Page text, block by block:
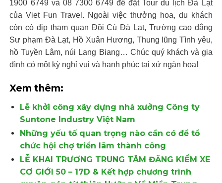
1900 6749 và 08 7300 6749 để đặt Tour du lịch Đà Lạt
của Viet Fun Travel. Ngoài việc thưởng hoa, du khách
còn cò dịp tham quan Đồi Cù Đà Lạt, Trường cao đẳng
Sư phạm Đà Lạt, Hồ Xuân Hương, Thung lũng Tình yêu,
hồ Tuyền Lâm, núi Lang Biang… Chúc quý khách và gia
đình có một kỳ nghỉ vui và hạnh phúc tại xứ ngàn hoa!
Xem thêm:
Lễ khởi công xây dựng nhà xưởng Công ty
Suntone Industry Việt Nam
Những yếu tố quan trọng nào cần có để tổ
chức hội chợ triển lãm thành công
LỄ KHAI TRƯƠNG TRUNG TÂM ĐĂNG KIỂM XE
CƠ GIỚI 50 – 17D & Kết hợp chương trình